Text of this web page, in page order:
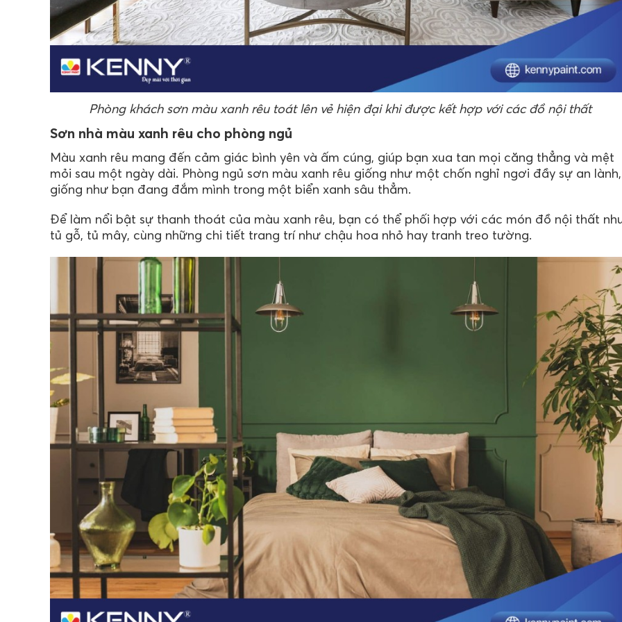
Phòng khách sơn màu xanh rêu toát lên vẻ hiện đại khi được kết hợp với các đồ nội thất
Sơn nhà màu xanh rêu cho phòng ngủ
Màu xanh rêu mang đến cảm giác bình yên và ấm cúng, giúp bạn xua tan mọi căng thẳng và mệt
mỏi sau một ngày dài. Phòng ngủ sơn màu xanh rêu giống như một chốn nghỉ ngơi đầy sự an lành,
giống như bạn đang đắm mình trong một biển xanh sâu thẳm.
Để làm nổi bật sự thanh thoát của màu xanh rêu, bạn có thể phối hợp với các món đồ nội thất
tủ gỗ, tủ mây, cùng những chi tiết trang trí như chậu hoa nhỏ hay tranh treo tường.